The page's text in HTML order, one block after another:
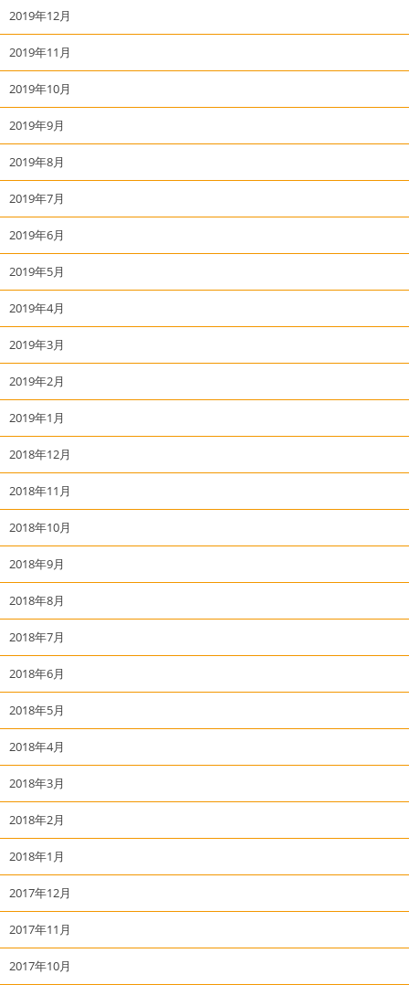
2019年12月
2019年11月
2019年10月
2019年9月
2019年8月
2019年7月
2019年6月
2019年5月
2019年4月
2019年3月
2019年2月
2019年1月
2018年12月
2018年11月
2018年10月
2018年9月
2018年8月
2018年7月
2018年6月
2018年5月
2018年4月
2018年3月
2018年2月
2018年1月
2017年12月
2017年11月
2017年10月